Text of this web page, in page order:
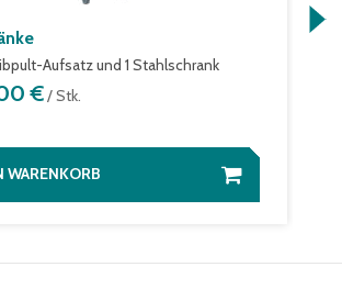
Aufsatz und 1 Stahlschrank
€/ Stk.
WARENKORB